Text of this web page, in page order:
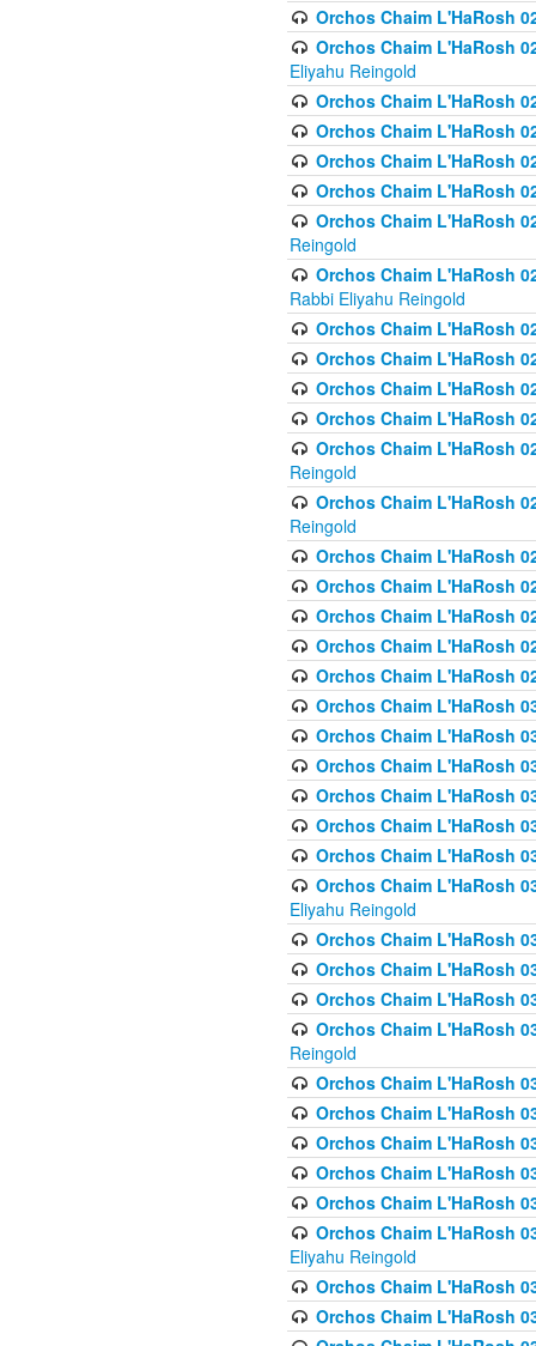
Orchos Chaim L'HaRosh
Orchos Chaim L'HaRosh
Eliyahu Reingold
Orchos Chaim L'HaRosh
Orchos Chaim L'HaRosh
Orchos Chaim L'HaRosh
Orchos Chaim L'HaRosh
Orchos Chaim L'HaRosh
Reingold
Orchos Chaim L'HaRosh
Rabbi Eliyahu Reingold
Orchos Chaim L'HaRosh
Orchos Chaim L'HaRosh
Orchos Chaim L'HaRosh
Orchos Chaim L'HaRosh
Orchos Chaim L'HaRosh
Reingold
Orchos Chaim L'HaRosh
Reingold
Orchos Chaim L'HaRosh
Orchos Chaim L'HaRosh
Orchos Chaim L'HaRosh
Orchos Chaim L'HaRosh
Orchos Chaim L'HaRosh
Orchos Chaim L'HaRosh
Orchos Chaim L'HaRosh
Orchos Chaim L'HaRosh
Orchos Chaim L'HaRosh
Orchos Chaim L'HaRosh
Orchos Chaim L'HaRosh
Orchos Chaim L'HaRosh
Eliyahu Reingold
Orchos Chaim L'HaRosh
Orchos Chaim L'HaRosh
Orchos Chaim L'HaRosh
Orchos Chaim L'HaRosh
Reingold
Orchos Chaim L'HaRosh
Orchos Chaim L'HaRosh
Orchos Chaim L'HaRosh
Orchos Chaim L'HaRosh
Orchos Chaim L'HaRosh
Orchos Chaim L'HaRosh
Eliyahu Reingold
Orchos Chaim L'HaRosh
Orchos Chaim L'HaRosh